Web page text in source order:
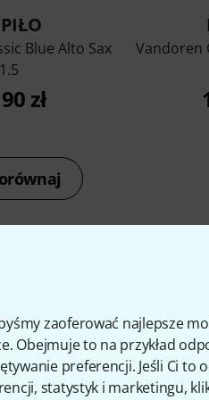
zaoferować najlepsze
Obejmuje to na przykład
preferencji. Jeśli Ci to
statystyk i marketingu,
Blue Alto Sax
1.5
zł
Vandoren